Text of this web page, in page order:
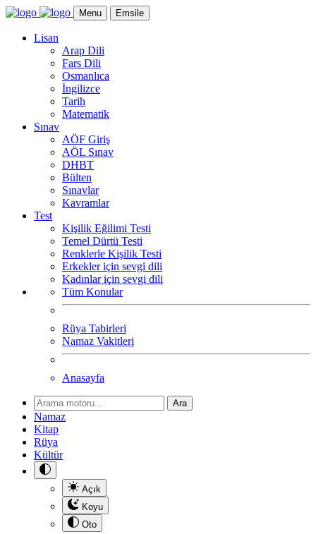
Menu Emsile
Lisan
Arap Dili
Fars Dili
Osmanlıca
İngilizce
Tarih
Matematik
Sınav
AÖF Giriş
AÖL Sınav
DHBT
Bülten
Sınavlar
Kavramlar
Test
Kişilik Eğilimi Testi
Temel Dürtü Testi
Renklerle Kişilik Testi
Erkekler için sevgi dili
Kadınlar için sevgi dili
Tüm Konular
Rüya Tabirleri
Namaz Vakitleri
Anasayfa
Ara
Namaz
Kitap
Rüya
Kültür
Açık
Koyu
Oto